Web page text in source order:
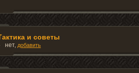
и советы
нет, добавить